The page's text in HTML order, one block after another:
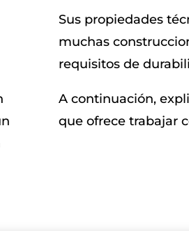
Sus propiedades
muchas
requisitos de
A continuación,
que ofrece trabajar